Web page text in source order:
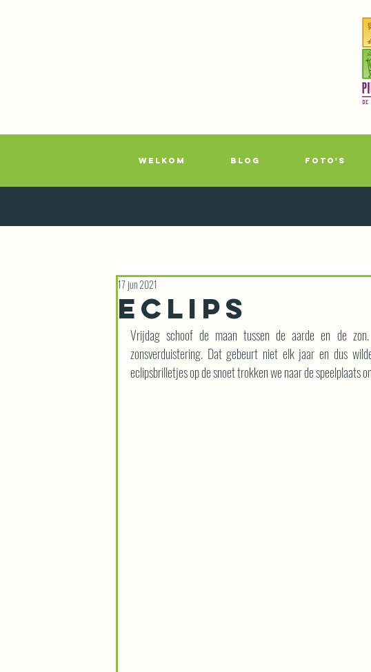
WELKOM BLOG FOTO'S
Eclips
17 jun 2021
Vrijdag schoof de maan tussen de aarde en de
zonsverduistering. Dat gebeurt niet elk jaar en dus
eclipsbrilletjes op de snoet trokken we naar de speelplaats